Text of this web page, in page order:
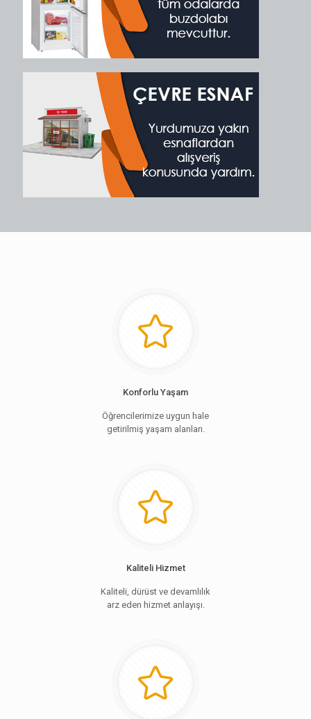
Konforlu Yaşam
Öğrencilerimize uygun hale
getirilmiş yaşam alanları.
Kaliteli Hizmet
Kaliteli, dürüst ve devamlılık
arz eden hizmet anlayışı.